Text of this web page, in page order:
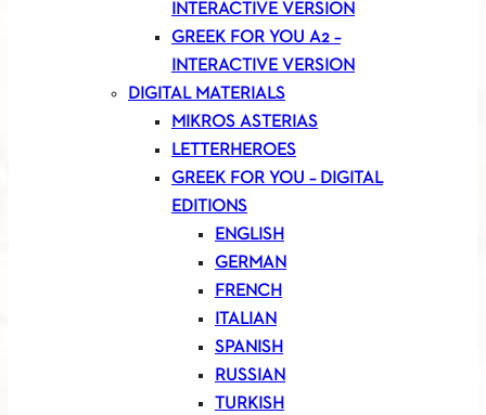
INTERACTIVE VERSION
GREEK FOR YOU A2 –
INTERACTIVE VERSION
DIGITAL MATERIALS
MIKROS ASTERIAS
LETTERHEROES
GREEK FOR YOU – DIGITAL
EDITIONS
ENGLISH
GERMAN
FRENCH
ITALIAN
SPANISH
RUSSIAN
TURKISH